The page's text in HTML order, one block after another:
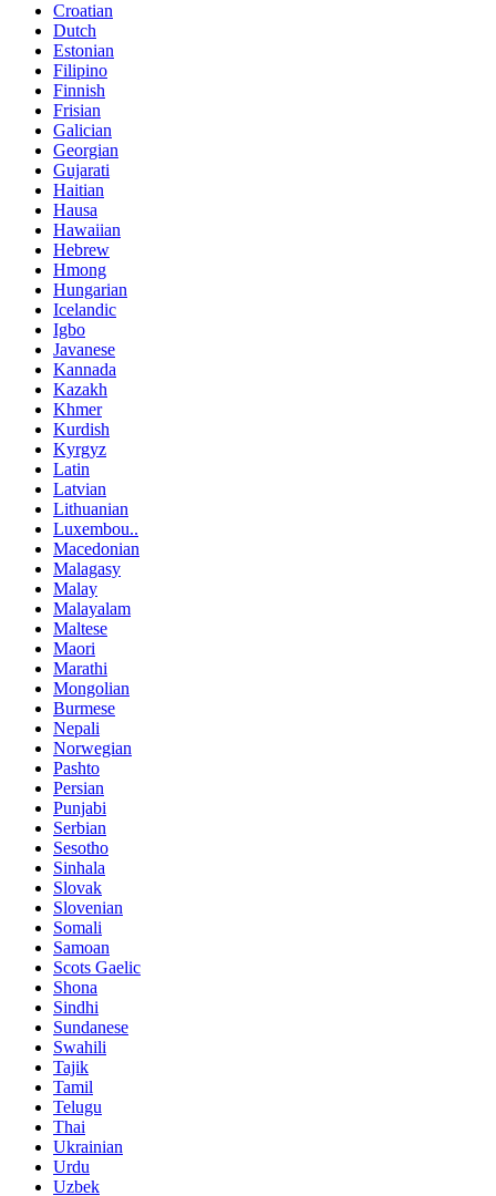
Croatian
Dutch
Estonian
Filipino
Finnish
Frisian
Galician
Georgian
Gujarati
Haitian
Hausa
Hawaiian
Hebrew
Hmong
Hungarian
Icelandic
Igbo
Javanese
Kannada
Kazakh
Khmer
Kurdish
Kyrgyz
Latin
Latvian
Lithuanian
Luxembou..
Macedonian
Malagasy
Malay
Malayalam
Maltese
Maori
Marathi
Mongolian
Burmese
Nepali
Norwegian
Pashto
Persian
Punjabi
Serbian
Sesotho
Sinhala
Slovak
Slovenian
Somali
Samoan
Scots Gaelic
Shona
Sindhi
Sundanese
Swahili
Tajik
Tamil
Telugu
Thai
Ukrainian
Urdu
Uzbek